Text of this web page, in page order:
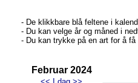
- De klikkbare blå feltene i
- Du kan velge år og måned i
- Du kan trykke på en art for å
Februar 2024